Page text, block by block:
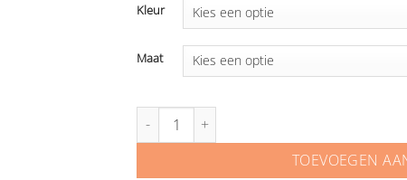
Kleur
Maat
Comfort bra bh aantal
TOEVOEGEN